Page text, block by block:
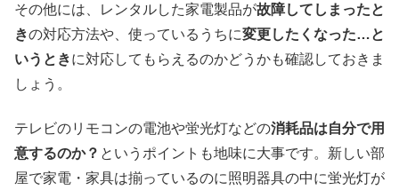
その他には、レンタルした家電製品が故障してしまったと
きの対応方法や、使っているうちに変更したくなった…と
いうときに対応してもらえるのかどうかも確認しておきま
しょう。
テレビのリモコンの電池や蛍光灯などの消耗品は自分で用
意するのか？ というポイントも地味に大事です。新しい部
屋で家電・家具は揃っているのに照明器具の中に蛍光灯が